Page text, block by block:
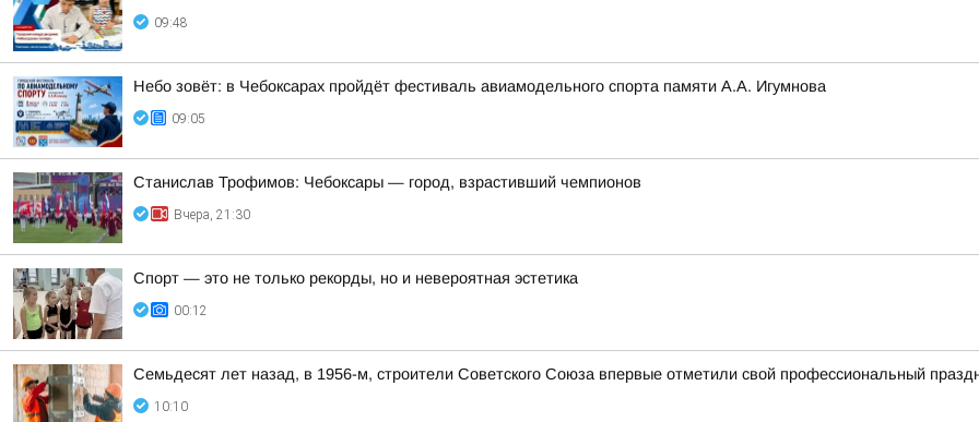
09:48
Небо зовёт: в Чебоксарах пройдёт фестиваль авиамодельного спорта памяти А.А. Игумнова
09:05
Станислав Трофимов: Чебоксары — город, взрастивший чемпионов
Вчера, 21:30
Спорт — это не только рекорды, но и невероятная эстетика
00:12
Семьдесят лет назад, в 1956-м, строители Советского Союза впервые отметили свой профессиональный
10:10